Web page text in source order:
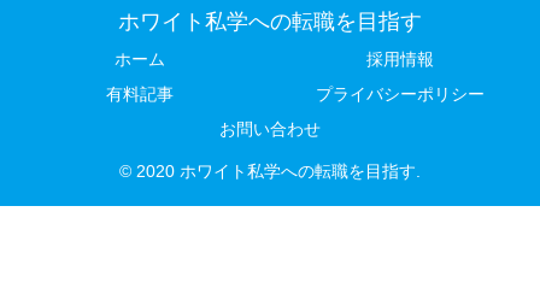
ホワイト私学への転職を目指す
ホーム
採用情報
有料記事
プライバシーポリシー
お問い合わせ
© 2020 ホワイト私学への転職を目指す.